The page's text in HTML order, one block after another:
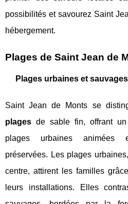
possibilités et savourez Saint
hébergement.
Plages de Saint Jean de
Plages urbaines et sauvages
Saint Jean de Monts se
plages de sable fin, offrant
plages urbaines animées
préservées. Les plages
centre, attirent les familles
leurs installations. Elles